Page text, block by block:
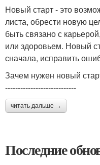
Новый старт - это
листа, обрести новую
быть связано с
или здоровьем. Новый
сначала, исправить
Зачем нужен новый
----------------------------
читать дальше →
Последние